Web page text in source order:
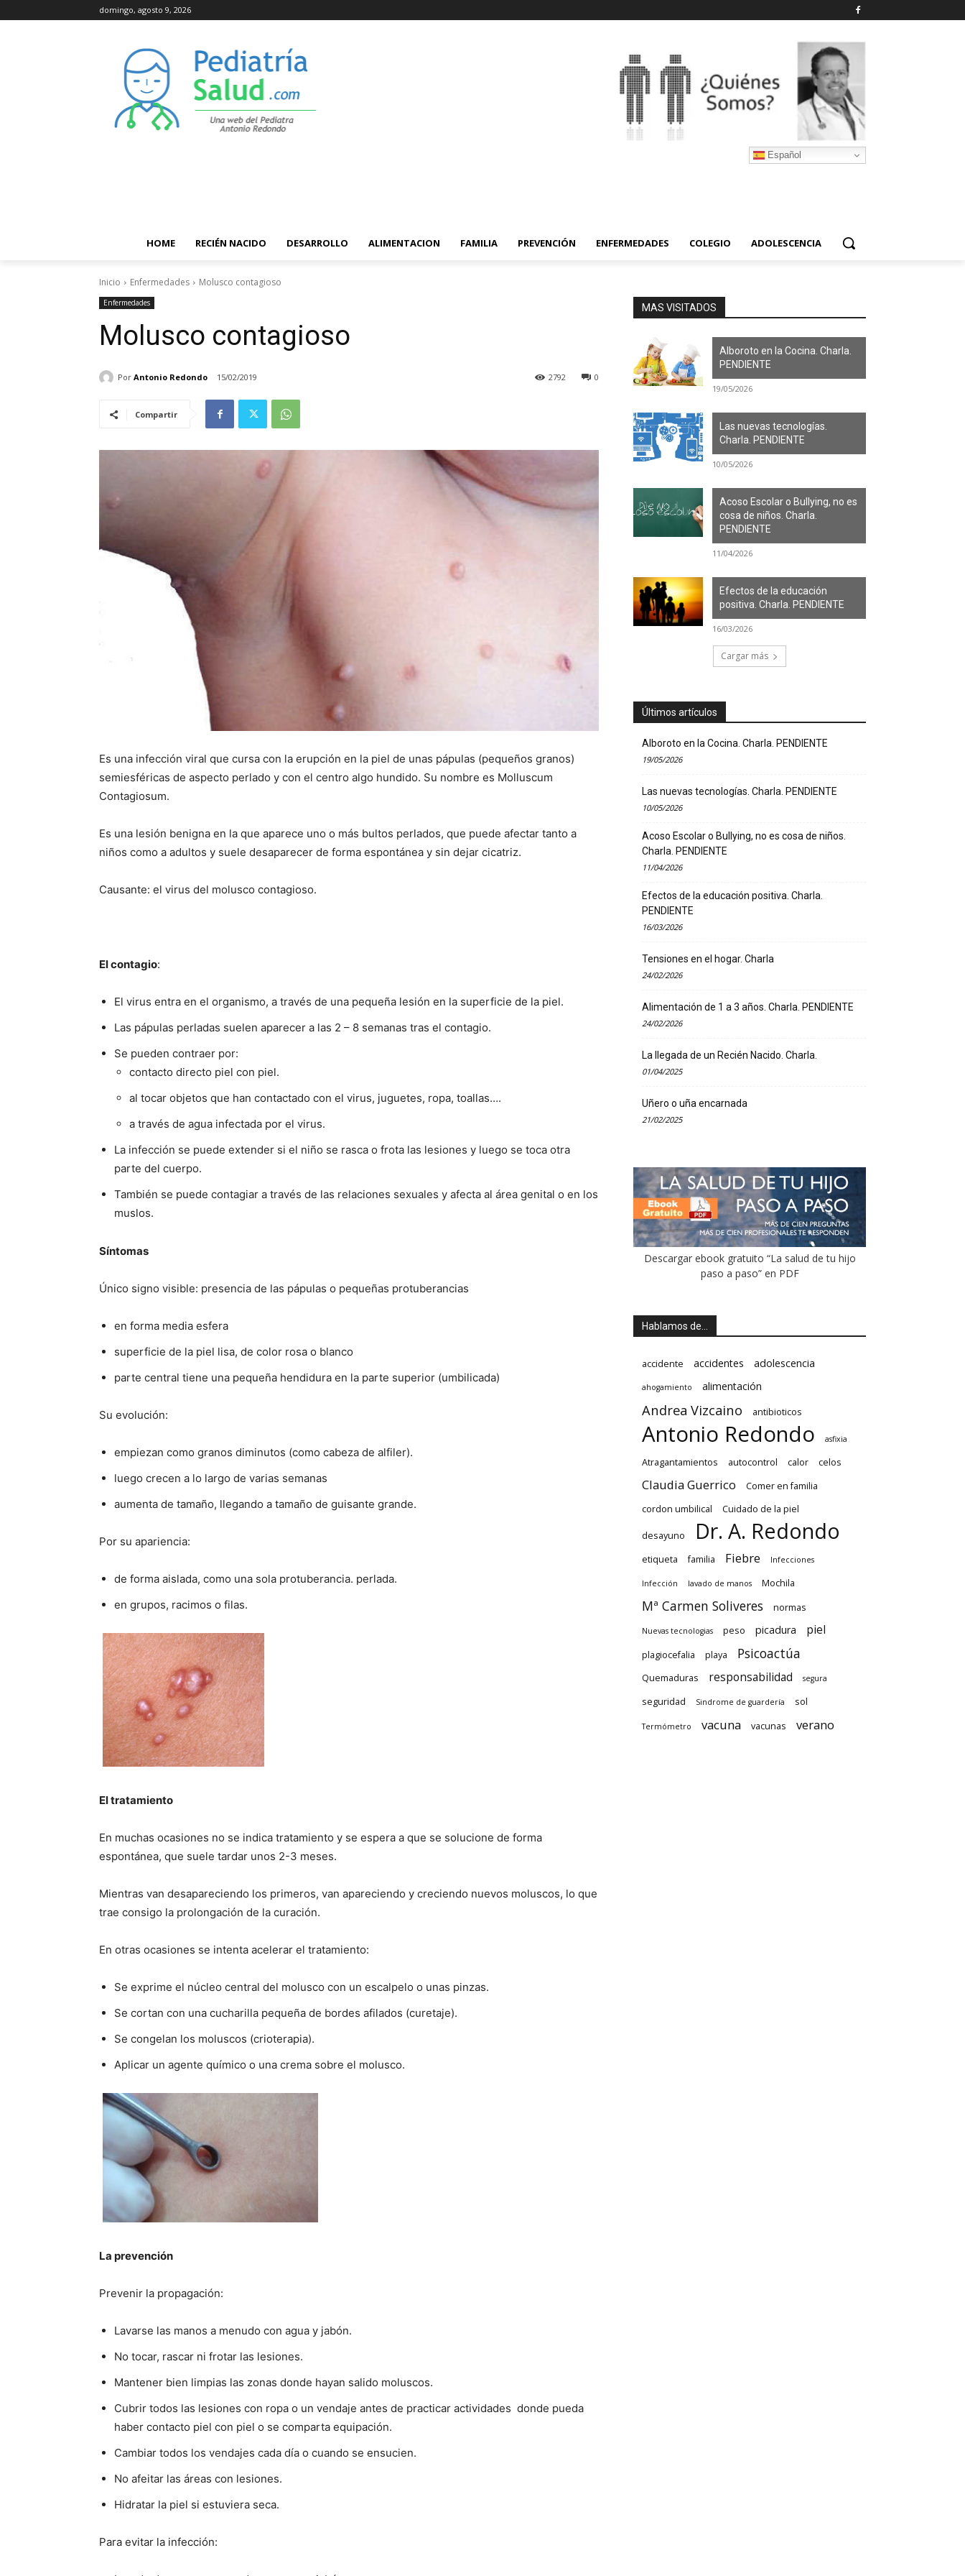
domingo, agosto 9, 2026
Español
HOME RECIÉN NACIDO DESARROLLO ALIMENTACION FAMILIA PREVENCIÓN ENFERMEDADES COLEGIO ADOLESCENCIA
Inicio Enfermedades Molusco contagioso
Enfermedades
Molusco contagioso
Por Antonio Redondo 15/02/2019 0
2792
Compartir
Es una infección viral que cursa con la erupción en la piel de unas pápulas (pequeños granos)
semiesféricas de aspecto perlado y con el centro algo hundido. Su nombre es Molluscum
Contagiosum.
Es una lesión benigna en la que aparece uno o más bultos perlados, que puede afectar tanto a
niños como a adultos y suele desaparecer de forma espontánea y sin dejar cicatriz.
Causante: el virus del molusco contagioso.
El contagio:
El virus entra en el organismo, a través de una pequeña lesión en la superficie de la piel.
Las pápulas perladas suelen aparecer a las 2 – 8 semanas tras el contagio.
Se pueden contraer por:
contacto directo piel con piel.
al tocar objetos que han contactado con el virus, juguetes, ropa, toallas….
a través de agua infectada por el virus.
La infección se puede extender si el niño se rasca o frota las lesiones y luego se toca otra
parte del cuerpo.
También se puede contagiar a través de las relaciones sexuales y afecta al área genital o en los
muslos.
Síntomas
Único signo visible: presencia de las pápulas o pequeñas protuberancias
en forma media esfera
superficie de la piel lisa, de color rosa o blanco
parte central tiene una pequeña hendidura en la parte superior (umbilicada)
Su evolución:
empiezan como granos diminutos (como cabeza de alfiler).
luego crecen a lo largo de varias semanas
aumenta de tamaño, llegando a tamaño de guisante grande.
Por su apariencia:
de forma aislada, como una sola protuberancia. perlada.
en grupos, racimos o filas.
El tratamiento
En muchas ocasiones no se indica tratamiento y se espera a que se solucione de forma
espontánea, que suele tardar unos 2-3 meses.
Mientras van desapareciendo los primeros, van apareciendo y creciendo nuevos moluscos, lo que
trae consigo la prolongación de la curación.
En otras ocasiones se intenta acelerar el tratamiento:
Se exprime el núcleo central del molusco con un escalpelo o unas pinzas.
Se cortan con una cucharilla pequeña de bordes afilados (curetaje).
Se congelan los moluscos (crioterapia).
Aplicar un agente químico o una crema sobre el molusco.
La prevención
Prevenir la propagación:
Lavarse las manos a menudo con agua y jabón.
No tocar, rascar ni frotar las lesiones.
Mantener bien limpias las zonas donde hayan salido moluscos.
Cubrir todos las lesiones con ropa o un vendaje antes de practicar actividades donde pueda
haber contacto piel con piel o se comparta equipación.
Cambiar todos los vendajes cada día o cuando se ensucien.
No afeitar las áreas con lesiones.
Hidratar la piel si estuviera seca.
Para evitar la infección:
MAS VISITADOS
Alboroto en la Cocina. Charla.
PENDIENTE
19/05/2026
Las nuevas tecnologías.
Charla. PENDIENTE
10/05/2026
Acoso Escolar o Bullying, no es
cosa de niños. Charla.
PENDIENTE
11/04/2026
Efectos de la educación
positiva. Charla. PENDIENTE
16/03/2026
Cargar más
Últimos artículos
Alboroto en la Cocina. Charla. PENDIENTE
19/05/2026
Las nuevas tecnologías. Charla. PENDIENTE
10/05/2026
Acoso Escolar o Bullying, no es cosa de niños.
Charla. PENDIENTE
11/04/2026
Efectos de la educación positiva. Charla.
PENDIENTE
16/03/2026
Tensiones en el hogar. Charla
24/02/2026
Alimentación de 1 a 3 años. Charla. PENDIENTE
24/02/2026
La llegada de un Recién Nacido. Charla.
01/04/2025
Uñero o uña encarnada
21/02/2025
Descargar ebook gratuito “La salud de tu hijo
paso a paso” en PDF
Hablamos de…
accidente accidentes adolescencia
ahogamiento alimentación
Andrea Vizcaino antibioticos
Antonio Redondo asfixia
Atragantamientos autocontrol calor celos
Claudia Guerrico
Comer en familia
cordon umbilical
Cuidado de la piel
desayuno Dr. A. Redondo
etiqueta familia Fiebre Infecciones
Infección lavado de manos Mochila
Mª Carmen Soliveres normas
Nuevas tecnologias peso picadura piel
plagiocefalia playa Psicoactúa
Quemaduras responsabilidad segura
seguridad Sindrome de guardería sol
Termómetro vacuna vacunas verano